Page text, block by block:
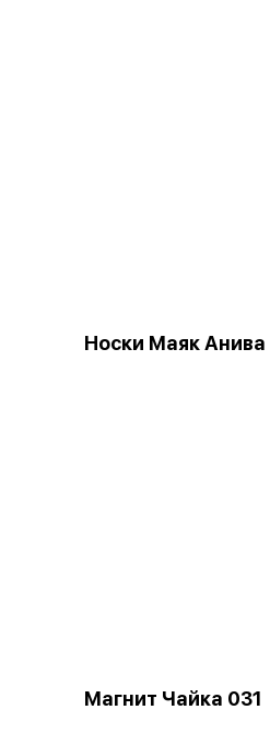
Носки Маяк Анива
Магнит Чайка 031